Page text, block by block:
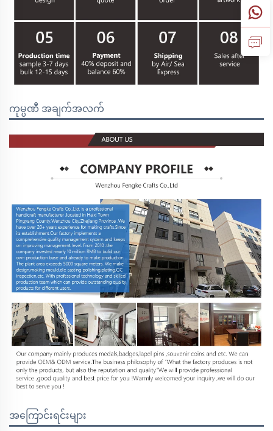
ကုမ္ပဏီ အချက်အလက်
အကြောင်းရင်းများ